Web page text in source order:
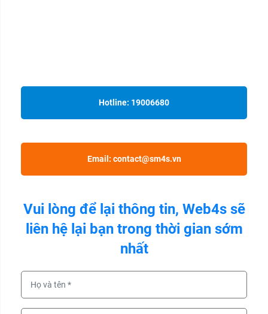
Hotline: 19006680
Email: contact@sm4s.vn
Vui lòng để lại thông tin, Web4s sẽ
liên hệ lại bạn trong thời gian sớm
nhất